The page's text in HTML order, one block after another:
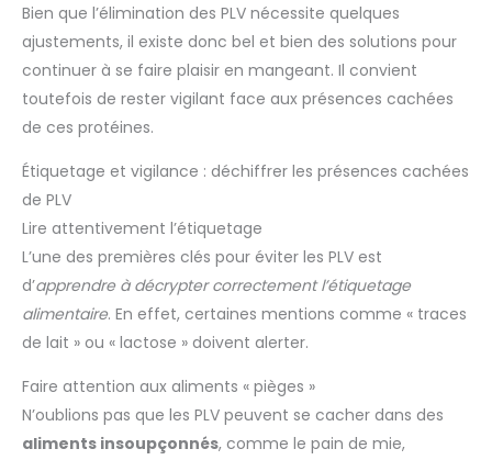
Bien que l’élimination des PLV nécessite quelques
ajustements, il existe donc bel et bien des solutions pour
continuer à se faire plaisir en mangeant. Il convient
toutefois de rester vigilant face aux présences cachées
de ces protéines.
Étiquetage et vigilance : déchiffrer les présences cachées
de PLV
Lire attentivement l’étiquetage
L’une des premières clés pour éviter les PLV est
d’apprendre à décrypter correctement l’étiquetage
alimentaire. En effet, certaines mentions comme « traces
de lait » ou « lactose » doivent alerter.
Faire attention aux aliments « pièges »
N’oublions pas que les PLV peuvent se cacher dans des
aliments insoupçonnés, comme le pain de mie,